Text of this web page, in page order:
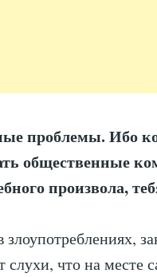
проблемы. Ибо
общественные
произвола,
слухи, что на месте